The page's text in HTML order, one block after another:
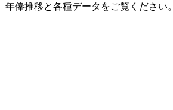
年俸推移と各種データをご覧ください。